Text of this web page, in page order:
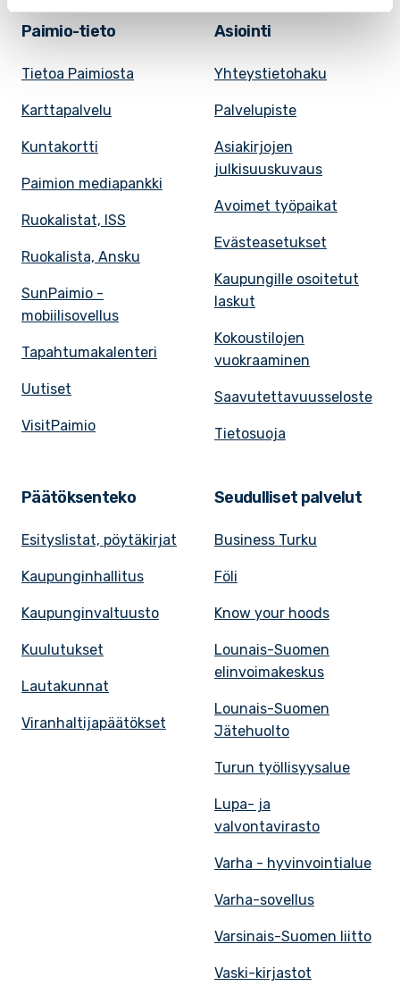
Paimio-tieto
Tietoa Paimiosta
Karttapalvelu
Kuntakortti
Paimion mediapankki
Ruokalistat, ISS
Ruokalista, Ansku
SunPaimio -
mobiilisovellus
Tapahtumakalenteri
Uutiset
VisitPaimio
Asiointi
Yhteystietohaku
Palvelupiste
Asiakirjojen
julkisuuskuvaus
Avoimet työpaikat
Evästeasetukset
Kaupungille osoitetut
laskut
Kokoustilojen
vuokraaminen
Saavutettavuusseloste
Tietosuoja
Päätöksenteko
Esityslistat, pöytäkirjat
Kaupunginhallitus
Kaupunginvaltuusto
Kuulutukset
Lautakunnat
Viranhaltijapäätökset
Seudulliset palvelut
Business Turku
Föli
Know your hoods
Lounais-Suomen
elinvoimakeskus
Lounais-Suomen
Jätehuolto
Turun työllisyysalue
Lupa- ja
valvontavirasto
Varha - hyvinvointialue
Varha-sovellus
Varsinais-Suomen liitto
Vaski-kirjastot